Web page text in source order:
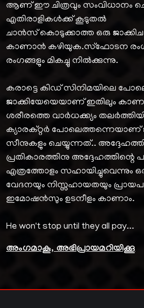
ആണ് ഈ ചിത്രവും സംവിധാനം
എതിരാളികൾക്ക്‌ കൂടുതൽ
ചാൻസ്‌ കൊടുക്കാത്ത ഒരു
കാണാൻ കഴിയുക.സ്ഫോടന
രംഗങ്ങളും മികച്ചു നിൽക്കുന്നു.
കരാട്ടെ കിഡ് സിനിമയിലെ
ജാക്കിയേയെയാണ് ഇതിലും
ശരീരത്തെ വാർധക്ക്യം
ക്യാരക്റ്റർ പോലെത്തന്നെയാണ്
സീനുകളും ചെയ്യുന്നത്‌..
പ്രതികാരത്തിനു അദ്ദേഹത്തിന്റെ
എത്രത്തോളം സഹായിച്ചുവെന്നും
വേദനയും നിസ്സഹായതയും
ഇമോഷൻസും ഉടനീളം കാണാം.
He won't stop until they all pay...
അംഗമാകൂ, അഭിപ്രായമറിയിക്കൂ